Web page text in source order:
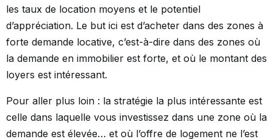
les taux de location moyens et le potentiel
d’appréciation. Le but ici est d’acheter dans des zones à
forte demande locative, c’est-à-dire dans des zones où
la demande en immobilier est forte, et où le montant des
loyers est intéressant.
Pour aller plus loin : la stratégie la plus intéressante est
celle dans laquelle vous investissez dans une zone où la
demande est élevée… et où l’offre de logement ne l’est